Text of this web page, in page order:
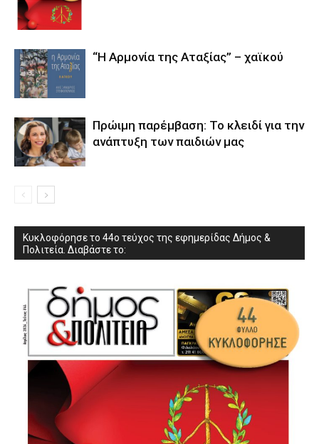
“Η Αρμονία της Αταξίας” – χαϊκού
Πρώιμη παρέμβαση: Το κλειδί για την
ανάπτυξη των παιδιών µας
Κυκλοφόρησε το 44ο τεύχος της εφημερίδας Δήμος &
Πολιτεία. Διαβάστε το: